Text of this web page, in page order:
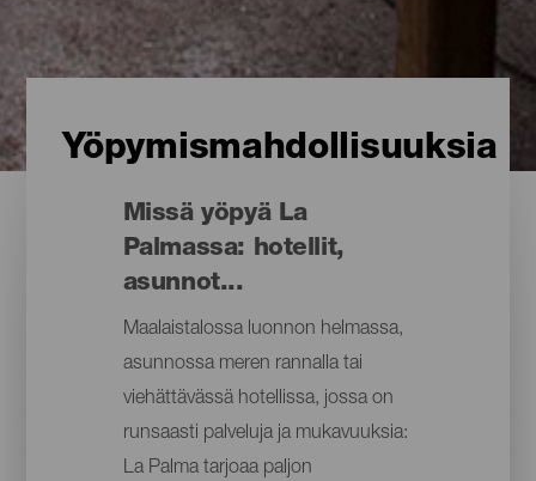
Yöpymismahdollisuuksia
Missä yöpyä La
Palmassa: hotellit,
asunnot...
Maalaistalossa luonnon helmassa,
asunnossa meren rannalla tai
viehättävässä hotellissa, jossa on
runsaasti palveluja ja mukavuuksia:
La Palma tarjoaa paljon